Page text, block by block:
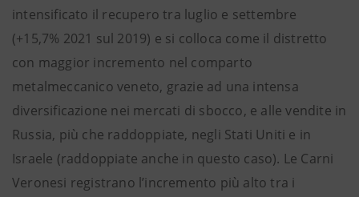
intensificato il recupero tra luglio e settembre
(+15,7% 2021 sul 2019) e si colloca come il distretto
con maggior incremento nel comparto
metalmeccanico veneto, grazie ad una intensa
diversificazione nei mercati di sbocco, e alle vendite in
Russia, più che raddoppiate, negli Stati Uniti e in
Israele (raddoppiate anche in questo caso). Le Carni
Veronesi registrano l’incremento più alto tra i